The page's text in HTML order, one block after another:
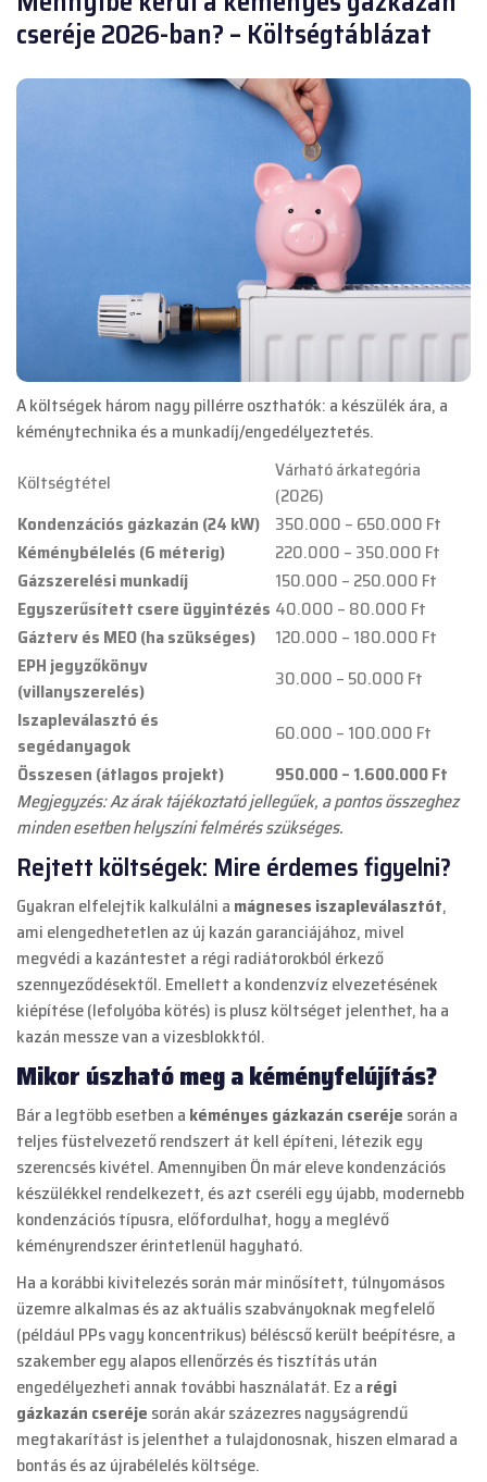
cseréje 2026-ban? – Költségtáblázat
A költségek három nagy pillérre oszthatók: a készülék ára, a
kéménytechnika és a munkadíj/engedélyeztetés.
Költségtétel
Várható árkategória
(2026)
Kondenzációs gázkazán (24 kW) 350.000 – 650.000 Ft
Kéménybélelés (6 méterig)
220.000 – 350.000 Ft
Gázszerelési munkadíj
150.000 – 250.000 Ft
Egyszerűsített csere ügyintézés 40.000 – 80.000 Ft
Gázterv és MEO (ha szükséges)
120.000 – 180.000 Ft
EPH jegyzőkönyv
(villanyszerelés)
30.000 – 50.000 Ft
Iszapleválasztó és
segédanyagok
60.000 – 100.000 Ft
Összesen (átlagos projekt)
950.000 – 1.600.000 Ft
Megjegyzés: Az árak tájékoztató jellegűek, a pontos összeghez
minden esetben helyszíni felmérés szükséges.
Rejtett költségek: Mire érdemes figyelni?
Gyakran elfelejtik kalkulálni a mágneses iszapleválasztót,
ami elengedhetetlen az új kazán garanciájához, mivel
megvédi a kazántestet a régi radiátorokból érkező
szennyeződésektől. Emellett a kondenzvíz elvezetésének
kiépítése (lefolyóba kötés) is plusz költséget jelenthet, ha a
kazán messze van a vizesblokktól.
Mikor úszható meg a kéményfelújítás?
Bár a legtöbb esetben a kéményes gázkazán cseréje során a
teljes füstelvezető rendszert át kell építeni, létezik egy
szerencsés kivétel. Amennyiben Ön már eleve kondenzációs
készülékkel rendelkezett, és azt cseréli egy újabb, modernebb
kondenzációs típusra, előfordulhat, hogy a meglévő
kéményrendszer érintetlenül hagyható.
Ha a korábbi kivitelezés során már minősített, túlnyomásos
üzemre alkalmas és az aktuális szabványoknak megfelelő
(például PPs vagy koncentrikus) béléscső került beépítésre, a
szakember egy alapos ellenőrzés és tisztítás után
engedélyezheti annak további használatát. Ez a régi
gázkazán cseréje során akár százezres nagyságrendű
megtakarítást is jelenthet a tulajdonosnak, hiszen elmarad a
bontás és az újrabélelés költsége.